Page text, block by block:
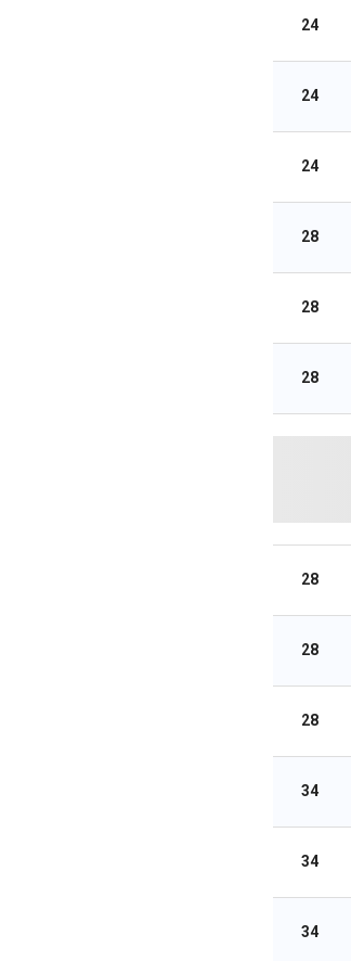
24
24
24
28
28
28
28
28
28
34
34
34